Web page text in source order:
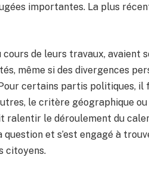
importantes. La plus
de leurs travaux, avaient
même si des divergences
certains partis politiques, il
le critère géographique
ralentir le déroulement du
question et s’est engagé à
citoyens.